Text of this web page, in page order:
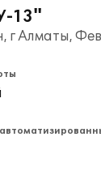
13"
г Алматы,